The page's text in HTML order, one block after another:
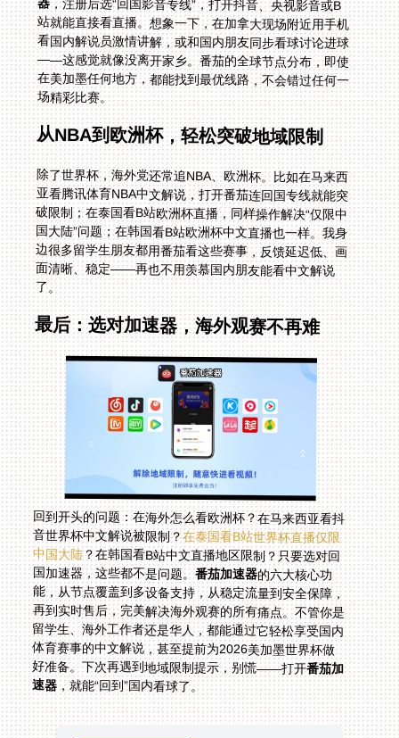
器，注册后选“回国影音专线”，打开抖音、央视影音或B
站就能直接看直播。想象一下，在加拿大现场附近用手机
看国内解说员激情讲解，或和国内朋友同步看球讨论进球
——这感觉就像没离开家乡。番茄的全球节点分布，即使
在美加墨任何地方，都能找到最优线路，不会错过任何一
场精彩比赛。
从NBA到欧洲杯，轻松突破地域限制
除了世界杯，海外党还常追NBA、欧洲杯。比如在马来西
亚看腾讯体育NBA中文解说，打开番茄连回国专线就能突
破限制；在泰国看B站欧洲杯直播，同样操作解决“仅限中
国大陆”问题；在韩国看B站欧洲杯中文直播也一样。我身
边很多留学生朋友都用番茄看这些赛事，反馈延迟低、画
面清晰、稳定——再也不用羡慕国内朋友能看中文解说
了。
最后：选对加速器，海外观赛不再难
回到开头的问题：在海外怎么看欧洲杯？在马来西亚看抖
音世界杯中文解说被限制？在泰国看B站世界杯直播仅限
中国大陆？在韩国看B站中文直播地区限制？只要选对回
国加速器，这些都不是问题。番茄加速器的六大核心功
能，从节点覆盖到多设备支持，从稳定流量到安全保障，
再到实时售后，完美解决海外观赛的所有痛点。不管你是
留学生、海外工作者还是华人，都能通过它轻松享受国内
体育赛事的中文解说，甚至提前为2026美加墨世界杯做
好准备。下次再遇到地域限制提示，别慌——打开番茄加
速器，就能“回到”国内看球了。